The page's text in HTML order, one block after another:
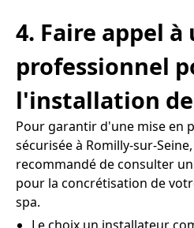
4. Faire appel à
professionnel
l'installation
Pour garantir d'une mise en
sécurisée à Romilly-sur-
recommandé de consulter
pour la concrétisation de
spa.